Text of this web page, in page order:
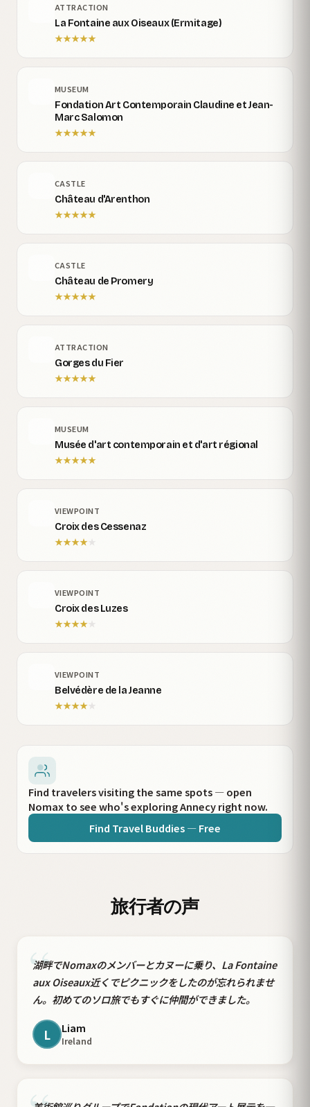
ATTRACTION
La Fontaine aux Oiseaux (Ermitage)
★★★★★
MUSEUM
Fondation Art Contemporain Claudine et Jean-
Marc Salomon
★★★★★
CASTLE
Château d'Arenthon
★★★★★
CASTLE
Château de Promery
★★★★★
ATTRACTION
Gorges du Fier
★★★★★
MUSEUM
Musée d'art contemporain et d'art régional
★★★★★
VIEWPOINT
Croix des Cessenaz
★★★★★
VIEWPOINT
Croix des Luzes
★★★★ ★
VIEWPOINT
Belvédère de la Jeanne
★★★★★
Find travelers visiting the same spots — open
Nomax to see who's exploring Annecy right now.
Find Travel Buddies — Free
旅行者の声
“
湖畔でNomaxのメンバーとカヌーに乗り、La Fontaine
aux Oiseaux近くでピクニックをしたのが忘れられませ
ん。初めてのソロ旅でもすぐに仲間ができました。
L Liam
Ireland